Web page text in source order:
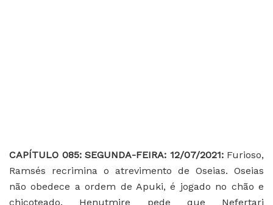
CAPÍTULO 085: SEGUNDA-FEIRA: 12/07/2021: Furioso,
Ramsés recrimina o atrevimento de Oseias. Oseias
não obedece a ordem de Apuki, é jogado no chão e
chicoteado. Henutmire pede que Nefertari